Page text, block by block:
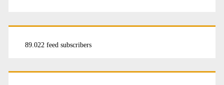
89.022 feed subscribers